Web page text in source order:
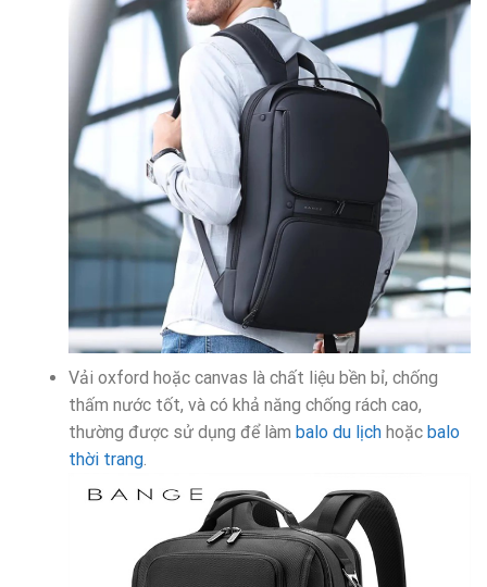
Vải oxford hoặc canvas là chất liệu bền bỉ, chống
thấm nước tốt, và có khả năng chống rách cao,
thường được sử dụng để làm balo du lịch hoặc balo
thời trang